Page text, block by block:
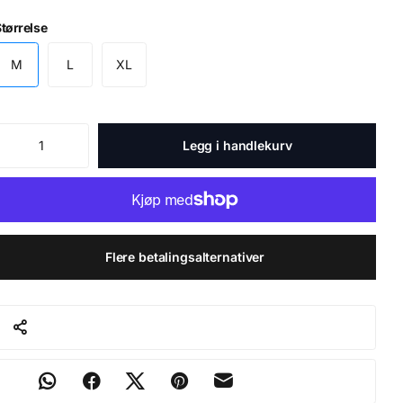
M L XL
Legg i handlekurv
Flere betalingsalternativer